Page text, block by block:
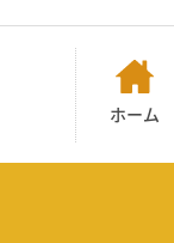
ホーム